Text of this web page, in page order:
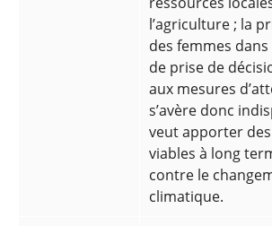
l’agriculture ; la
des femmes
de prise de
aux mesures
s’avère donc
veut apporter
viables à long
contre le
climatique.